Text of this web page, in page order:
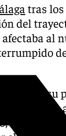
tras
del
al
por su
han